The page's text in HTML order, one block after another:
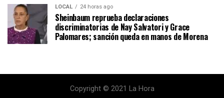
LOCAL 24 horas ago
Sheinbaum reprueba declaraciones
discriminatorias de Nay Salvatori y Grace
Palomares; sanción queda en manos de Morena
Copyright © 2021 La Hora